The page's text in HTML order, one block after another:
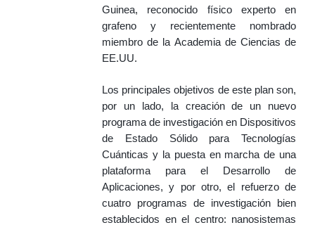
Guinea, reconocido físico experto en
grafeno y recientemente nombrado
miembro de la Academia de Ciencias de
EE.UU.
Los principales objetivos de este plan son,
por un lado, la creación de un nuevo
programa de investigación en Dispositivos
de Estado Sólido para Tecnologías
Cuánticas y la puesta en marcha de una
plataforma para el Desarrollo de
Aplicaciones, y por otro, el refuerzo de
cuatro programas de investigación bien
establecidos en el centro: nanosistemas